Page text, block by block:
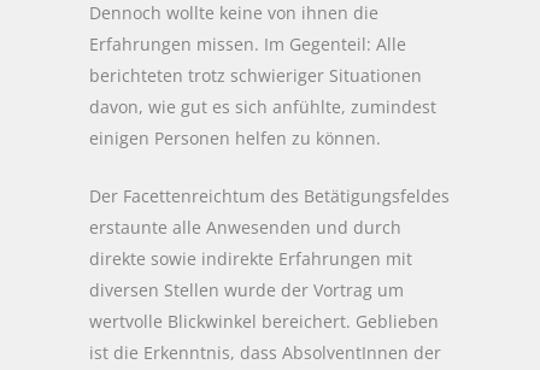
Dennoch wollte keine von ihnen die
Erfahrungen missen. Im Gegenteil: Alle
berichteten trotz schwieriger Situationen
davon, wie gut es sich anfühlte, zumindest
einigen Personen helfen zu können.
Der Facettenreichtum des Betätigungsfeldes
erstaunte alle Anwesenden und durch
direkte sowie indirekte Erfahrungen mit
diversen Stellen wurde der Vortrag um
wertvolle Blickwinkel bereichert. Geblieben
ist die Erkenntnis, dass AbsolventInnen der